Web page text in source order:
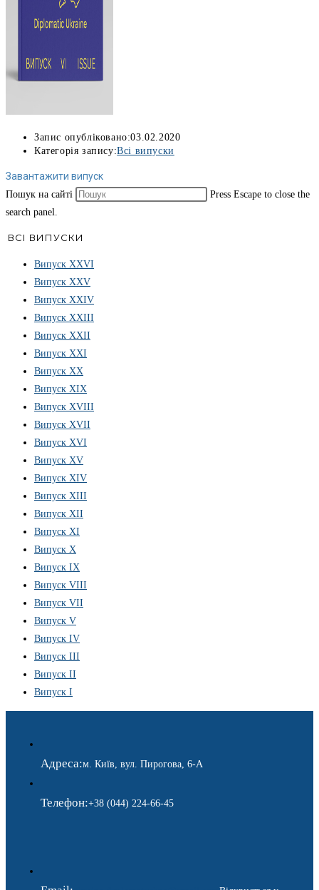
Запис опубліковано:03.02.2020
Категорія запису:Всі випуски
Завантажити випуск
Пошук на сайті
Press Escape to close the
search panel.
ВСІ ВИПУСКИ
Випуск ХХVІ
Випуск XXV
Випуск XXIV
Випуск XXIII
Випуск XXII
Випуск XXI
Випуск XX
Випуск XIX
Випуск XVIII
Випуск XVII
Випуск XVI
Випуск XV
Випуск XIV
Випуск XIII
Випуск XII
Випуск XI
Випуск X
Випуск IX
Випуск VIII
Випуск VII
Випуск V
Випуск IV
Випуск III
Випуск II
Випуск I
Адреса:м. Київ, вул. Пирогова, 6-А
Телефон:+38 (044) 224-66-45